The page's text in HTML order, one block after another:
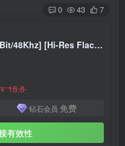
0 43 7
叶丽仪 – 叶丽仪48周年 2018 [24Bit/48Khz] [Hi-Res Flac 678GM]
18.8
钻石会员 免费
有效性